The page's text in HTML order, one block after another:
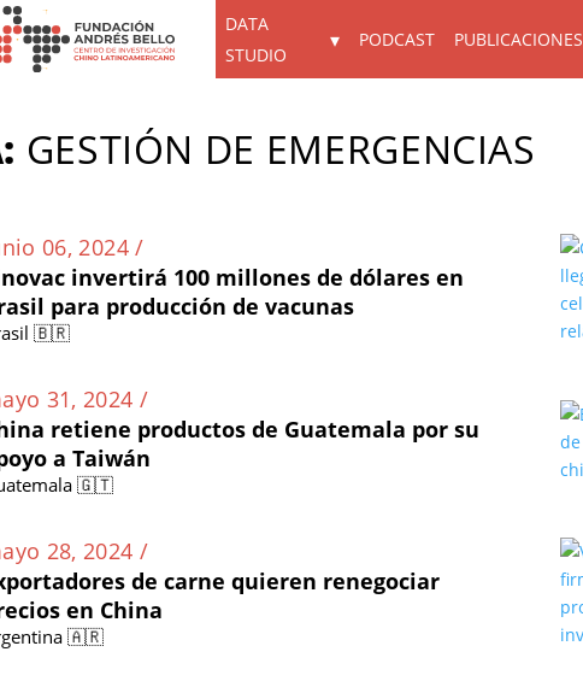
DATA
STUDIO
PODCAST PUBLICACIONES
GESTIÓN DE EMERGENCIAS
06, 2024 /
invertirá 100 millones de dólares en
para producción de vacunas
🇧🇷
31, 2024 /
retiene productos de Guatemala por su
a Taiwán
🇬🇹
28, 2024 /
de carne quieren renegociar
en China
🇦🇷